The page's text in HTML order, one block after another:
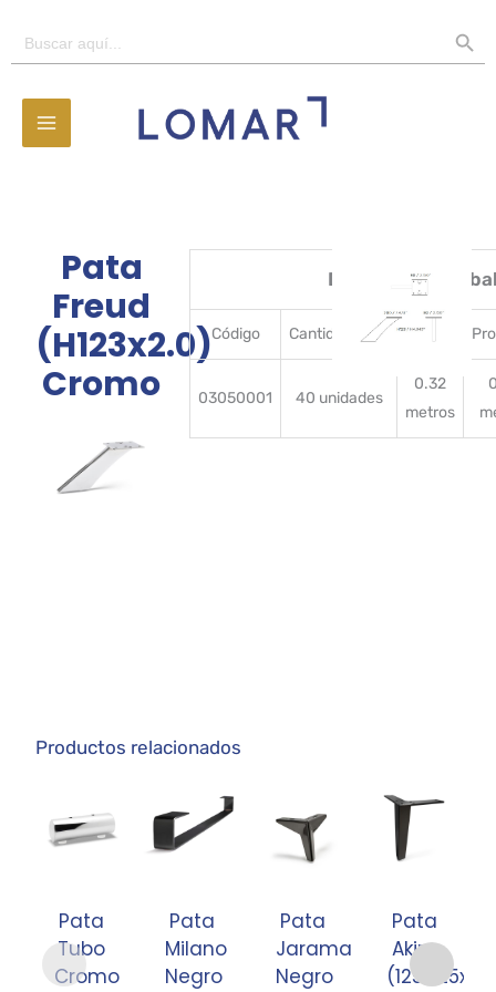
Buscar:
Pata
Freud
(H123x2.0)
Cromo
Detalles del
Código CantidadBulto Ancho
03050001 40 unidades
0.32
metros
Productos relacionados
Pata
Tubo
Cromo
Pata
Milano
Negro
Pata
Jarama
Negro
Pata
Akira